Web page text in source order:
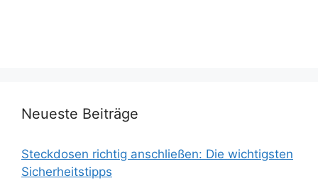
Neueste Beiträge
Steckdosen richtig anschließen: Die wichtigsten
Sicherheitstipps